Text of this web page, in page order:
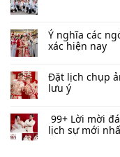
Ý nghĩa các
xác hiện nay
Đặt lịch chụp
lưu ý
99+ Lời mời
lịch sự mới